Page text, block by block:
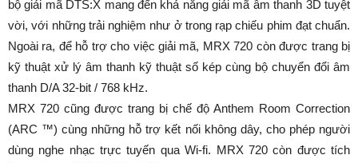
bộ giải mã DTS:X mang đến khả năng giải mã âm thanh 3D tuyệt
vời, với những trải nghiệm như ở trong rạp chiếu phim đạt chuẩn.
Ngoài ra, để hỗ trợ cho việc giải mã, MRX 720 còn được trang bị
kỹ thuật xử lý âm thanh kỹ thuật số kép cùng bộ chuyển đổi âm
thanh D/A 32-bit / 768 kHz.
MRX 720 cũng được trang bị chế độ Anthem Room Correction
(ARC ™) cùng những hỗ trợ kết nối không dây, cho phép người
dùng nghe nhạc trực tuyến qua Wi-fi. MRX 720 còn được tích